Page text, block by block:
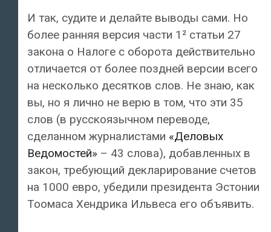
И так, судите и делайте выводы сами. Но
более ранняя версия части 1² статьи 27
закона о Налоге с оборота действительно
отличается от более поздней версии всего
на несколько десятков слов. Не знаю, как
вы, но я лично не верю в том, что эти 35
слов (в русскоязычном переводе,
сделанном журналистами «Деловых
Ведомостей» – 43 слова), добавленных в
закон, требующий декларирование счетов
на 1000 евро, убедили президента Эстонии
Тоомаса Хендрика Ильвеса его объявить.